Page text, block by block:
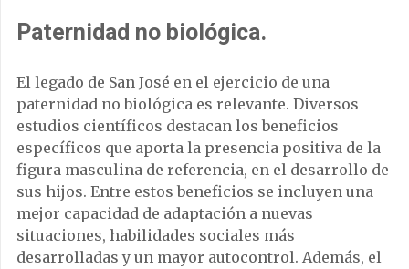
Paternidad no biológica.
El legado de San José en el ejercicio de una
paternidad no biológica es relevante. Diversos
estudios científicos destacan los beneficios
específicos que aporta la presencia positiva de la
figura masculina de referencia, en el desarrollo de
sus hijos. Entre estos beneficios se incluyen una
mejor capacidad de adaptación a nuevas
situaciones, habilidades sociales más
desarrolladas y un mayor autocontrol. Además, el